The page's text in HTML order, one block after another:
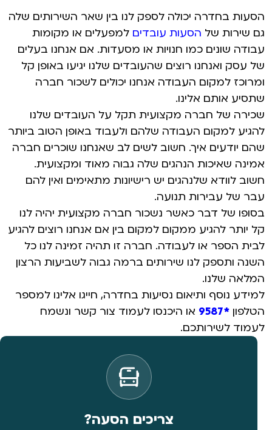
הסעות בחדרה יכולה לספק לנו בין שאר השירותים שלה
גם שירות של הסעות עובדים למפעלים או מקומות
עבודה שונים כמו חנויות או מסעדות. אם אנחנו בעלים
של עסק ואנחנו רוצים שהעובדים שלנו יגיעו באופן קל
ומרוכז למקום העבודה אנחנו יכולים לשכור חברה
שתסיע אותם אלינו.
שכירה של חברה מקצועית תקל על העובדים שלנו
להגיע למקום העבודה שלהם ולעבוד באופן הטוב ביותר
שהם יודעים איך. חשוב לשים לב שאנחנו שוכרים חברה
אמינה שאיכות הנהגים שלה גבוה מאוד ומקצועית.
חשוב לוודא שלנהגים יש רישיונות מתאימים ואין להם
עבר של עבירות תנועה.
בסופו של דבר כאשר נשכור חברה מקצועית יהיה לנו
קל יותר להגיע ממקום למקום בין אם אנחנו רוצים להגיע
לבית הספר או לעבודה. חברה זו תהיה זמינה לנו כל
השנה ותספק לנו שירותים ברמה גבוה לשביעות הרצון
המלאה שלנו.
למידע נוסף ותיאום נסיעות בחדרה, חייגו אלינו למספר
הטלפון *9587
או היכנסו לעמוד צור קשר ונשמח
לעמוד לשירותכם.
צריכים הסעה?